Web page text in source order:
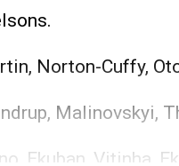
Norton-Cuffy,
Malinovskyi,
Ekuban, Vitinha,